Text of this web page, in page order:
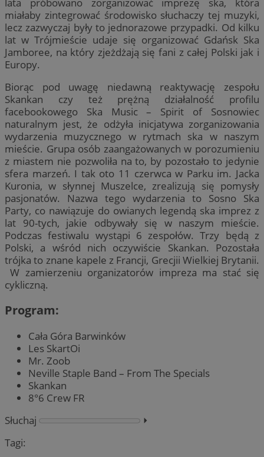
lata próbowano zorganizować imprezę ska, która
miałaby zintegrować środowisko słuchaczy tej muzyki,
lecz zazwyczaj były to jednorazowe przypadki. Od kilku
lat w Trójmieście udaje się organizować Gdańsk Ska
Jamboree, na który zjeżdżają się fani z całej Polski jak i
Europy.
Biorąc pod uwagę niedawną reaktywację zespołu
Skankan czy też prężną działalność profilu
facebookowego Ska Music – Spirit of Sosnowiec
naturalnym jest, że odżyła inicjatywa zorganizowania
wydarzenia muzycznego w rytmach ska w naszym
mieście. Grupa osób zaangażowanych w porozumieniu
z miastem nie pozwoliła na to, by pozostało to jedynie
sfera marzeń. I tak oto 11 czerwca w Parku im. Jacka
Kuronia, w słynnej Muszelce, zrealizują się pomysły
pasjonatów. Nazwa tego wydarzenia to Sosno Ska
Party, co nawiązuje do owianych legendą ska imprez z
lat 90-tych, jakie odbywały się w naszym mieście.
Podczas festiwalu wystąpi 6 zespołów. Trzy będą z
Polski, a wśród nich oczywiście Skankan. Pozostała
trójka to znane kapele z Francji, Grecjii Wielkiej Brytanii.
W zamierzeniu organizatorów impreza ma stać się
cykliczną.
Program:
Cała Góra Barwinków
Les SkartOi
Mr. Zoob
Neville Staple Band – From The Specials
Skankan
8°6 Crew FR
Słuchaj
⏵︎
Tagi: